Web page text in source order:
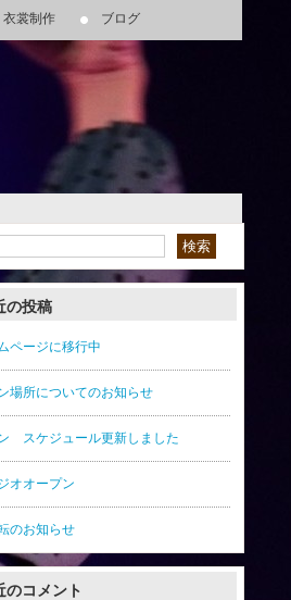
す。
衣裳制作 ブログ
の投稿
ページに移行中
場所についてのお知らせ
スケジュール更新しました
オオープン
のお知らせ
のコメント